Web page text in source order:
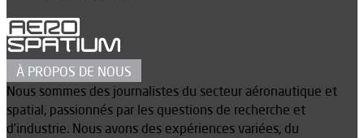
À PROPOS DE NOUS
Nous sommes des journalistes du secteur aéronautique et
spatial, passionnés par les questions de recherche et
d’industrie. Nous avons des expériences variées, du